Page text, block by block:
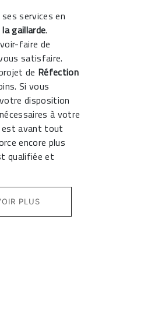
services en
la gaillarde.
faire de
satisfaire.
de Réfection
Si vous
disposition
à votre
avant tout
encore plus
qualifiée et
PLUS